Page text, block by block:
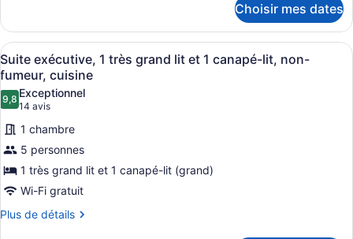
chambres,
non-
fumeur,
cuisine
Suite
Prestige,
2
chambres,
non-
fumeur,
cuisine
Choisir mes dates
Afficher
toutes
les
photos
pour
ce
type
de
chambre :
Suite
Une salle de bain avec un mur
2
Suite exécutive, 1 très grand lit et 1 canapé-lit, non-
fumeur, cuisine
9,89,8 sur 10
Exceptionnel
14 avis
(14 avis)
1 chambre
5 personnes
1 très grand lit et 1 canapé-lit (grand)
Wi-Fi gratuit
Plus de détails
Plus